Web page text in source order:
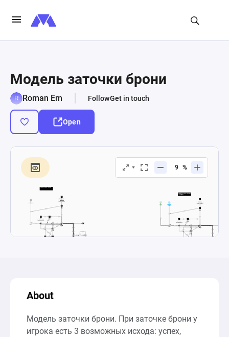
Модель заточки брони
Roman Em FollowGet in touch
Open
About
Модель заточки брони. При заточке брони у
игрока есть 3 возможных исхода: успех,